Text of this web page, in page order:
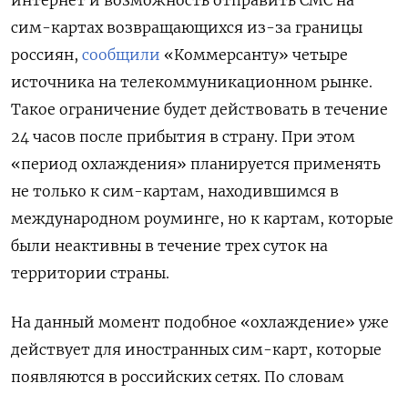
сим-картах возвращающихся из-за границы
россиян, сообщили «Коммерсанту» четыре
источника на телекоммуникационном рынке.
Такое ограничение будет действовать в течение
24 часов после прибытия в страну. При этом
«период охлаждения» планируется применять
не только к сим-картам, находившимся в
международном роуминге, но к картам, которые
были неактивны в течение трех суток на
территории страны.
На данный момент подобное «охлаждение» уже
действует для иностранных сим-карт, которые
появляются в российских сетях. По словам